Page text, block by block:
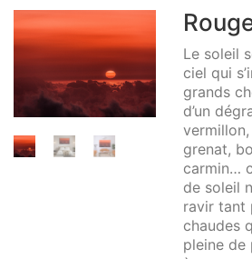
Le soleil
ciel qui
grands
d’un
grenat,
carmin…
de soleil
ravir tant
chaudes
pleine de